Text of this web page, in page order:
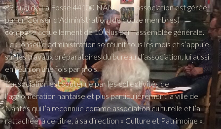
89 quai de La Fosse 44100 NANTES. L’association est gérée
par un Conseil d’Administration (de douze membres)
composé actuellement de 10 élus par l’assemblée générale.
Le Conseil d’administration se réunit tous les mois et s’appuie
sur les travaux préparatoires du bureau d’association, lui aussi
en réunion une fois par mois.
L’association est soutenue par les collectivités de
l’agglomération nantaise et plus particulièrement la ville de
Nantes qui l’a reconnue comme association culturelle et l’a
rattachée, à ce titre, à sa direction « Culture et Patrimoine ».